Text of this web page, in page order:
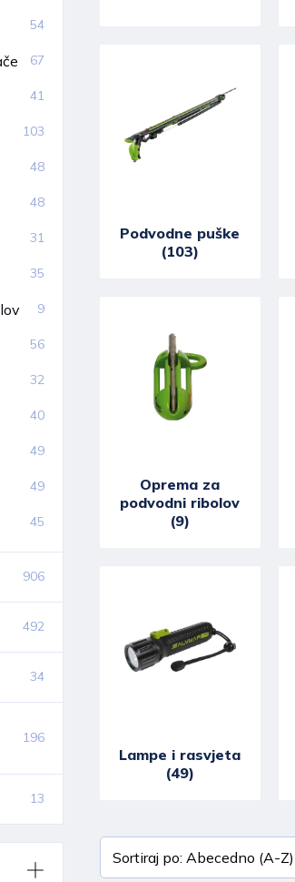
54
67
41
103
48
48
31
35
9
56
32
40
49
49
45
906
492
34
196
13
Podvodne puške
(103)
Oprema za
podvodni ribolov
(9)
Lampe i rasvjeta
(49)